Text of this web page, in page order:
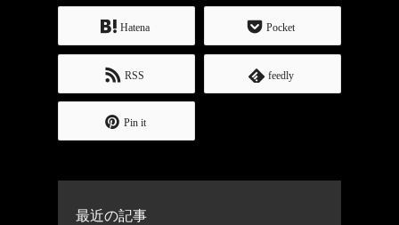
Hatena Pocket
RSS feedly
Pin it
最近の記事